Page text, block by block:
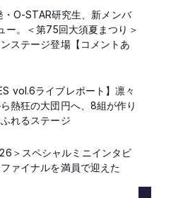
・O-STAR研究生、新メンバ
ー。＜第75回大須夏まつり＞
ステージ登場【コメントあ
vol.6ライブレポート】凛々
熱狂の大団円へ、8組が作り
れるステージ
＞スペシャルミニインタビ
ァイナルを満員で迎えた